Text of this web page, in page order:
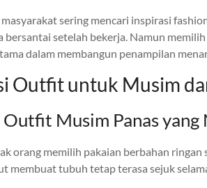
sering mencari inspirasi
bersantai setelah bekerja. Namun
dalam membangun penampilan
Outfit untuk Musim
Musim Panas yang
orang memilih pakaian berbahan
membuat tubuh tetap terasa sejuk